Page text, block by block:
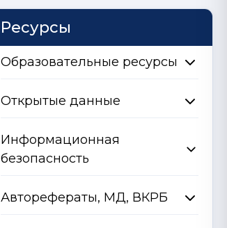
Ресурсы
Образовательные ресурсы
Открытые данные
Информационная
безопасность
Авторефераты, МД, ВКРБ